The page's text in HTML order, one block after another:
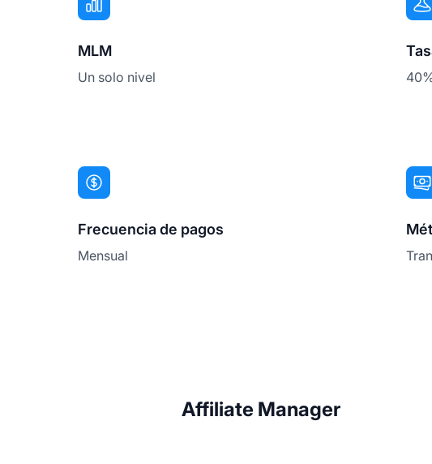
MLM
Un solo nivel
Frecuencia de pagos
Mensual
Affiliate Manager